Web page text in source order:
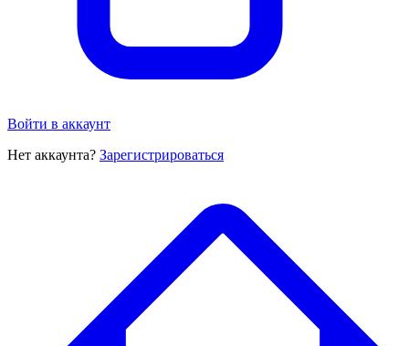
Войти в аккаунт
Нет аккаунта? Зарегистрироваться